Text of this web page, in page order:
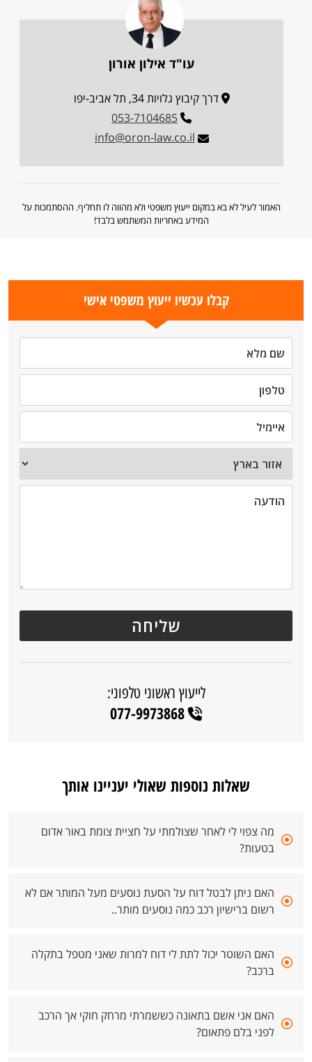
עו"ד אילון אורון
דרך קיבוץ גלויות 34, תל אביב-יפו
053-7104685
info@oron-law.co.il
האמור לעיל לא בא במקום ייעוץ משפטי ולא מהווה לו תחליף. ההסתמכות על
המידע באחריות המשתמש בלבד!
קבלו עכשיו ייעוץ משפטי אישי
לייעוץ ראשוני טלפוני:
077-9973868
שאלות נוספות שאולי יעניינו אותך
מה צפוי לי לאחר שצולמתי על חציית צומת באור אדום
בטעות?
האם ניתן לבטל דוח על הסעת נוסעים מעל המותר אם לא
רשום ברישיון רכב כמה נוסעים מותר..
האם השוטר יכול לתת לי דוח למרות שאני מטפל בתקלה
ברכב?
האם אני אשם בתאונה כששמרתי מרחק חוקי אך הרכב
לפני בלם פתאום?